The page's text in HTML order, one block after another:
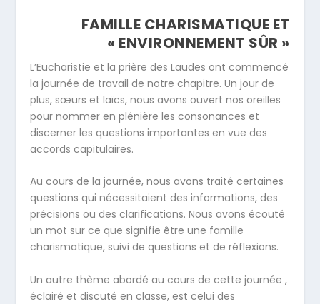
FAMILLE CHARISMATIQUE ET
« ENVIRONNEMENT SÛR »
L’Eucharistie et la prière des Laudes ont commencé
la journée de travail de notre chapitre. Un jour de
plus, sœurs et laïcs, nous avons ouvert nos oreilles
pour nommer en plénière les consonances et
discerner les questions importantes en vue des
accords capitulaires.
Au cours de la journée, nous avons traité certaines
questions qui nécessitaient des informations, des
précisions ou des clarifications. Nous avons écouté
un mot sur ce que signifie être une famille
charismatique, suivi de questions et de réflexions.
Un autre thème abordé au cours de cette journée ,
éclairé et discuté en classe, est celui des